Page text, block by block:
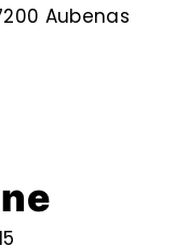
Aubenas